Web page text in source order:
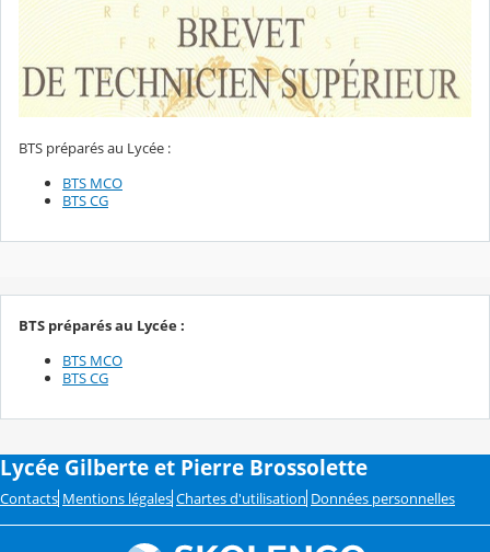
BTS préparés au Lycée :
BTS MCO
BTS CG
BTS préparés au Lycée :
BTS MCO
BTS CG
Lycée Gilberte et Pierre Brossolette
Contacts Mentions légales Chartes d'utilisation Données personnelles